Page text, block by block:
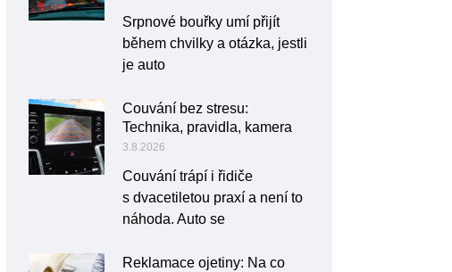
Srpnové bouřky umí přijít
během chvilky a otázka, jestli
je auto
Couvání bez stresu:
Technika, pravidla, kamera
3.8.2026
Couvání trápí i řidiče
s dvacetiletou praxí a není to
náhoda. Auto se
Reklamace ojetiny: Na co